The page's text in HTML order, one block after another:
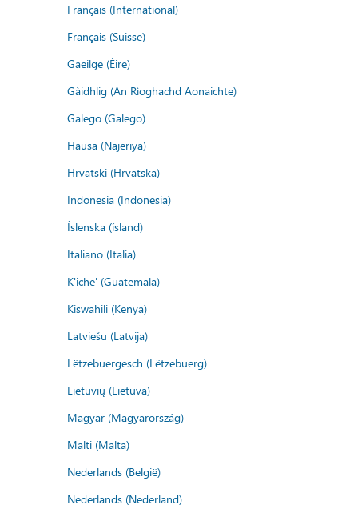
Français (International)
Français (Suisse)
Gaeilge (Éire)
Gàidhlig (An Rìoghachd Aonaichte)
Galego (Galego)
Hausa (Najeriya)
Hrvatski (Hrvatska)
Indonesia (Indonesia)
Íslenska (ísland)
Italiano (Italia)
K'iche' (Guatemala)
Kiswahili (Kenya)
Latviešu (Latvija)
Lëtzebuergesch (Lëtzebuerg)
Lietuvių (Lietuva)
Magyar (Magyarország)
Malti (Malta)
Nederlands (België)
Nederlands (Nederland)